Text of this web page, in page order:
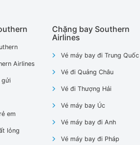
Airlines
gửi
em
lỏng
Chặng bay Southern
Airlines
Vé máy bay đi Trung Quốc
Vé đi Quảng Châu
Vé đi Thượng Hải
Vé máy bay Úc
Vé máy bay đi Anh
Vé máy bay đi Pháp